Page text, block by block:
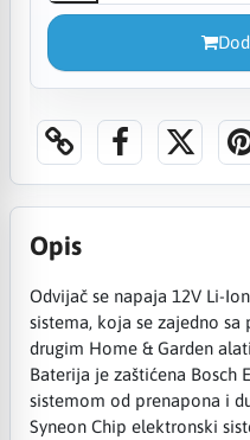
Opis
Odvijač se napaja 12V Li-
sistema, koja se zajedno
drugim Home & Garden
Baterija je zaštićena Bosch
sistemom od prenapona i
Syneon Chip elektronski